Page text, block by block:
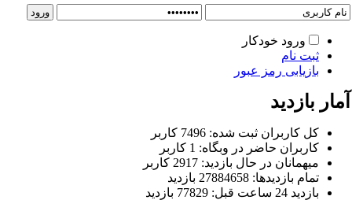
ورود خودکار
ثبت نام
بازیابی رمز عبور
بازدید
كل کاربران ثبت شده: 7496 کاربر
کاربران حاضر در وبگاه: 1 کاربر
ميهمانان در حال بازديد: 2917 کاربر
تمام بازديد‌ها: 27884658 بازدید
بازديد 24 ساعت قبل: 77829 بازدید